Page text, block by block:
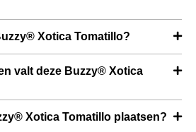
Xotica Tomatillo?
valt deze Buzzy® Xotica
Xotica Tomatillo plaatsen?